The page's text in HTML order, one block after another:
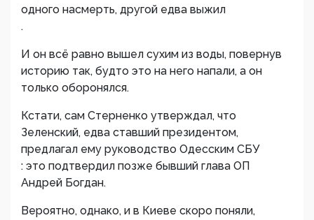
одного насмерть, другой едва выжил
.
И он всё равно вышел сухим из воды, повернув
историю так, будто это на него напали, а он
только оборонялся.
Кстати, сам Стерненко утверждал, что
Зеленский, едва ставший президентом,
предлагал ему руководство Одесским СБУ
: это подтвердил позже бывший глава ОП
Андрей Богдан.
Вероятно, однако, и в Киеве скоро поняли,